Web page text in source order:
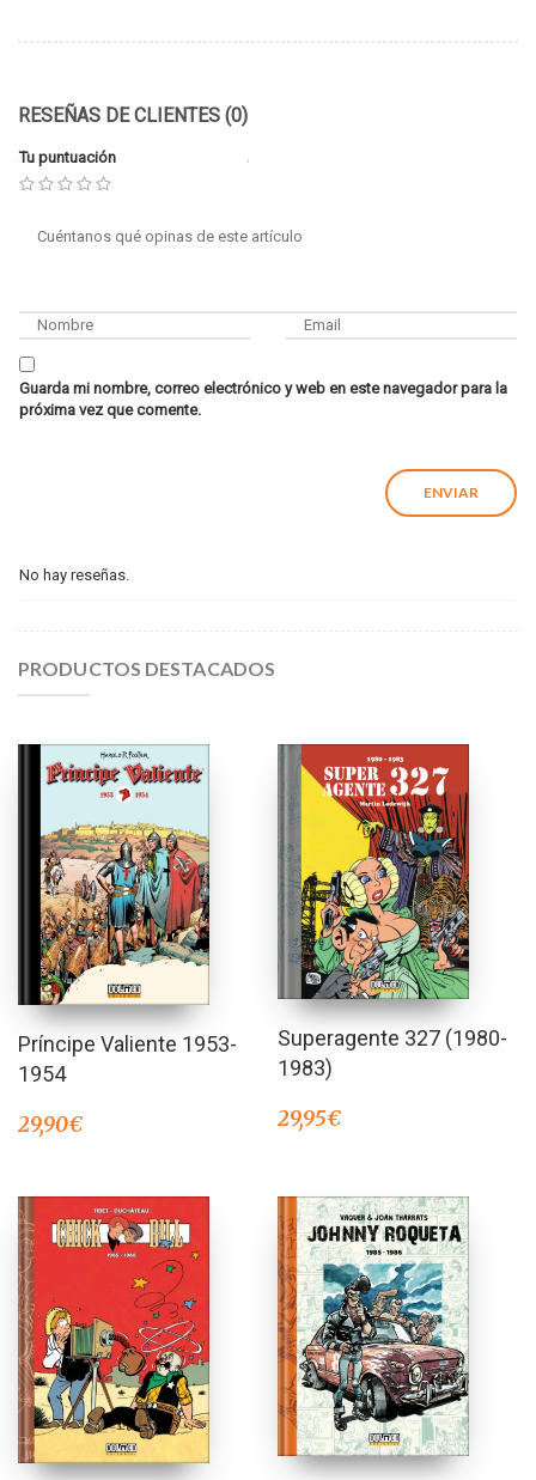
RESEÑAS DE CLIENTES (0)
Tu puntuación
Guarda mi nombre, correo electrónico y web en este navegador para la
próxima vez que comente.
No hay reseñas.
PRODUCTOS DESTACADOS
Príncipe Valiente 1953-
1954
29,90€
Superagente 327 (1980-
1983)
29,95€